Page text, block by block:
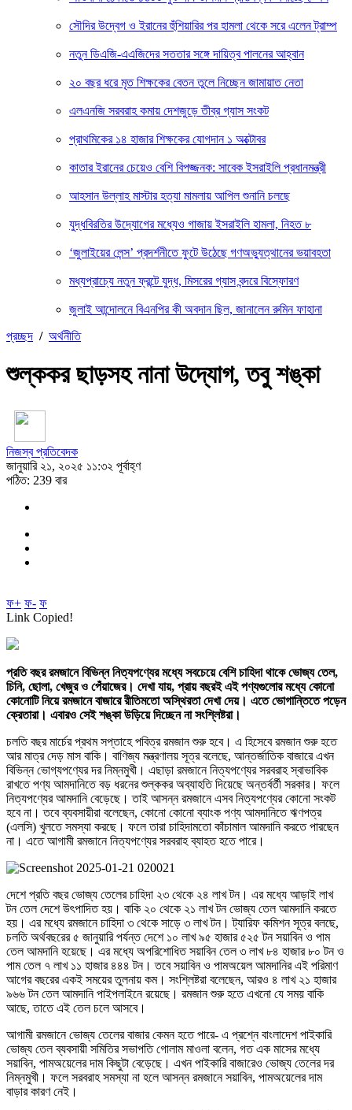
সৌদির উদ্বেগ ও ইরানের হুঁশিয়ারির পর হামলা থেকে সরে এলেন ট্রাম্প
নতুন ডিএজি-এএজিদের সততার সঙ্গে দায়িত্ব পালনের আহ্বান
২০ বছর ধরে মৃত শিক্ষকের বেতন তুলে নিচ্ছেন জামায়াত নেতা
এলএনজি সরবরাহ কমায় দেশজুড়ে তীব্র গ্যাস সংকট
প্রাথমিকের ১৪ হাজার শিক্ষকের যোগদান ১ অক্টোবর
কাতার ইরানের চেয়েও বেশি বিপজ্জনক: সাবেক ইসরাইলি প্রধানমন্ত্রী
আহসান উল্লাহ মাস্টার হত্যা মামলায় আপিল শুনানি চলছে
যুদ্ধবিরতির উদ্যোগের মধ্যেও গাজায় ইসরাইলি হামলা, নিহত ৮
‘জুলাইয়ের লেন্স’ প্রদর্শনীতে ফুটে উঠেছে গণঅভ্যুত্থানের ভয়াবহতা
মধ্যপ্রাচ্যে নতুন ফ্রন্টে যুদ্ধ, মিসরের গ্যাস বন্দরে বিস্ফোরণ
জুলাই আন্দোলনে বিএনপির কী অবদান ছিল, জানালেন রুমিন ফাহানা
প্রচ্ছদ / অর্থনীতি
শুল্ককর ছাড়সহ নানা উদ্যোগ, তবু শঙ্কা
নিজস্ব প্রতিবেদক
জানুয়ারি ২১, ২০২৫ ১১:৩২ পূর্বাহ্ণ
পঠিত: 239 বার
ফ+ ফ- ফ
Link Copied!
প্রতি বছর রমজানে বিভিন্ন নিত্যপণ্যের মধ্যে সবচেয়ে বেশি চাহিদা থাকে ভোজ্য তেল,
চিনি, ছোলা, খেজুর ও পেঁয়াজের। দেখা যায়, প্রায় বছরই এই পণ্যগুলোর মধ্যে কোনো
কোনোটি নিয়ে রমজানে বাজারে রীতিমতো অস্থিরতা দেখা দেয়। এতে ভোগান্তিতে পড়েন
ক্রেতারা। এবারও সেই শঙ্কা উড়িয়ে দিচ্ছেন না সংশ্লিষ্টরা।
চলতি বছর মার্চের প্রথম সপ্তাহে পবিত্র রমজান শুরু হবে। এ হিসেবে রমজান শুরু হতে
আর মাত্র দেড় মাস বাকি। বাণিজ্য মন্ত্রণালয় সূত্র বলেছে, আন্তর্জাতিক বাজারে এখন
বিভিন্ন ভোগ্যপণ্যের দর নিম্নমুখী। এছাড়া রমজানে নিত্যপণ্যের সরবরাহ স্বাভাবিক
রাখতে পণ্য আমদানিতে বড় ধরনের শুল্ককর অব্যাহতি দিয়েছে অন্তর্বর্তী সরকার। ফলে
নিত্যপণ্যের আমদানি বেড়েছে। তাই আসন্ন রমজানে এসব নিত্যপণ্যের কোনো সংকট
হবে না। তবে ব্যবসায়ীরা বলেছেন, কোনো কোনো ব্যাংক পণ্য আমদানিতে ঋণপত্র
(এলসি) খুলতে সমস্যা করছে। ফলে তারা চাহিদামতো কাঁচামাল আমদানি করতে পারছেন
না। এতে আগামী রমজানে নিত্যপণ্যের সরবরাহ ব্যাহত হতে পারে।
দেশে প্রতি বছর ভোজ্য তেলের চাহিদা ২৩ থেকে ২৪ লাখ টন। এর মধ্যে আড়াই লাখ
টন তেল দেশে উৎপাদিত হয়। বাকি ২০ থেকে ২১ লাখ টন ভোজ্য তেল আমদানি করতে
হয়। এর মধ্যে রমজানে চাহিদা ৩ থেকে সাড়ে ৩ লাখ টন। ট্যারিফ কমিশন সূত্র বলছে,
চলতি অর্থবছরের ৫ জানুয়ারি পর্যন্ত দেশে ১০ লাখ ৯৫ হাজার ৫২৫ টন সয়াবিন ও পাম
তেল আমদানি হয়েছে। এর মধ্যে অপরিশোধিত সয়াবিন তেল ৩ লাখ ৮৪ হাজার ৮০ টন ও
পাম তেল ৭ লাখ ১১ হাজার ৪৪৪ টন। তবে সয়াবিন ও পামঅয়েল আমদানির এই পরিমাণ
আগের বছরের একই সময়ের তুলনায় কম। সংশ্লিষ্টরা বলেছেন, আরও ৪ লাখ ২১ হাজার
৯৬৬ টন তেল আমদানি পাইপলাইনে রয়েছে। রমজান শুরু হতে এখনো যে সময় বাকি
আছে, তাতে এই তেল চলে আসবে।
আগামী রমজানে ভোজ্য তেলের বাজার কেমন হতে পারে- এ প্রশ্নে বাংলাদেশ পাইকারি
ভোজ্য তেল ব্যবসায়ী সমিতির সভাপতি গোলাম মাওলা বলেন, গত এক মাসের মধ্যে
সয়াবিন, পামঅয়েলের দাম কিছুটা বেড়েছে। এখন পাইকারি বাজারেও ভোজ্য তেলের দর
নিম্নমুখী। ফলে সরবরাহ সমস্যা না হলে আসন্ন রমজানে সয়াবিন, পামঅয়েলের দাম
বাড়ার কারণ নেই।